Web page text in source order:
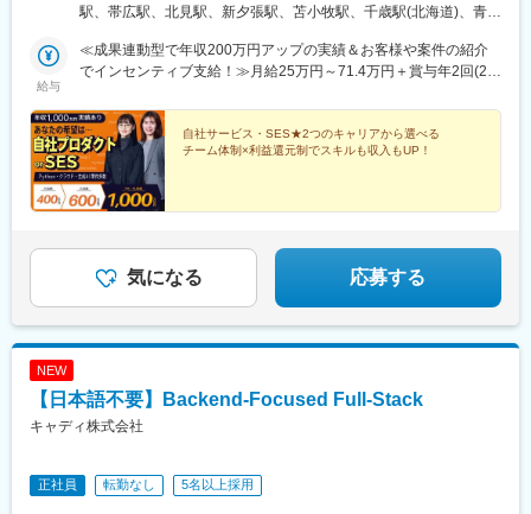
駅、帯広駅、北見駅、新夕張駅、苫小牧駅、千歳駅(北海道)、青森
上駅、宮古駅、盛駅、久慈駅、仙台駅、石巻駅、杜せきのした
駅、新田駅(宮城県)、くりこま高原駅、多賀城駅、気仙沼駅、いわ
白河駅、喜多方駅、秋田駅、横手駅、能代駅、湯沢駅、大久保駅
(秋田県)、鷹ノ巣駅、山形駅、鶴岡駅、酒田駅、米沢駅、天童駅、
さくらんぼ東根駅、寒河江駅、新庄駅、水戸駅、つくば駅、日立
駅、勝田駅、土浦駅、古河駅、取手駅、下館駅、笹川駅、牛久
駅、龍ケ崎市駅、守谷駅、水海道駅、宇都宮駅、小山駅、栃木
西那須野駅、高崎駅、前橋駅、太田駅(群馬県)、伊勢崎駅、桐生
駅、館林駅、渋川駅、川口駅、川越駅、所沢駅、越谷駅、草加
駅、春日部駅、上尾駅、熊谷駅、浦和駅、新座駅、狭山市駅、入
間市駅、三郷駅(埼玉県)、深谷駅、朝霞台駅、戸田駅(埼玉県)、ふ
じみ野駅、鴻巣駅、坂戸駅(埼玉県)、八潮駅、志木駅、飯能駅、下
宿駅、中野駅(東京都)、池袋駅、目黒駅、錦糸町駅、六本木駅、渋
谷駅、調布駅、上野駅、小平駅、立川駅、日本橋駅(東京都)、吉祥
駅、市川駅、柏駅、五井駅、千葉駅、流山おおたかの森駅、八千
給与
≪成果連動型で年収200万円アップの実績＆お客様や案件の紹介
でインセンティブ支給！≫月給25万円～71.4万円＋賞与年2回(2ヶ
定残業代45時間分(月額5万6900円～)を含みます。超過した場合
は全額追加支給します◎試用期間3カ月(給与や福利厚生等は同じ
です)▼年収例30歳／SE・PG／476万円／製造業向けアプリ開発
45歳／PL／616万円／AWS環境の自動構築化52歳／PM／952万
円／信販システムの再構築 ------■スキルが収入に直結する“ペイ・
開発・設計・上流工程へのステップアップに応じて案件単価も上
がり、収入へとダイレクトに反映されます。定期面談でスキルや
市場価値を可視化し、目指すポジションや案件を明確にした上で
アサインするので「成長しても評価されない」というギャップが
なくスキルの向上がそのまま年収アップにつながります！
自社サービス・SES★2つのキャリアから選べる
チーム体制×利益還元制でスキルも収入もUP！
気になる 応募する
NEW
【日本語不要】Backend-Focused Full-Stack
キャディ株式会社
正社員 転勤なし 5名以上採用